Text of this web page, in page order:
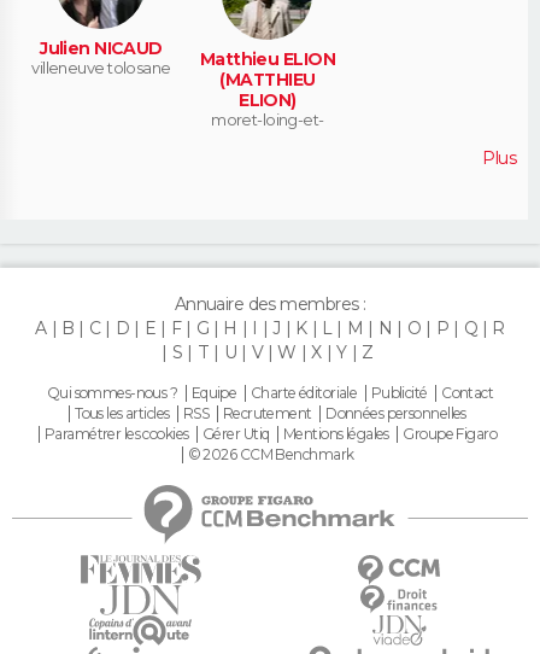
Julien NICAUD
villeneuve tolosane
Matthieu ELION
(MATTHIEU
ELION)
moret-loing-et-
Plus
Annuaire des membres :
A
B C D E F G H I J K L M N O P Q
R
S
T U V W X Y Z
Qui sommes-nous ? Equipe Charte éditoriale Publicité
Contact
Tous les articles
RSS Recrutement
Données personnelles
Paramétrer les cookies
Gérer Utiq Mentions légales
Groupe Figaro
© 2026 CCM Benchmark